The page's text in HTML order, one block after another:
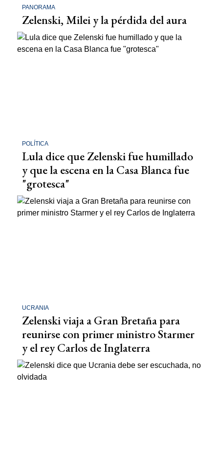
PANORAMA
Zelenski, Milei y la pérdida del aura
POLÍTICA
Lula dice que Zelenski fue humillado
y que la escena en la Casa Blanca fue
"grotesca"
UCRANIA
Zelenski viaja a Gran Bretaña para
reunirse con primer ministro Starmer
y el rey Carlos de Inglaterra